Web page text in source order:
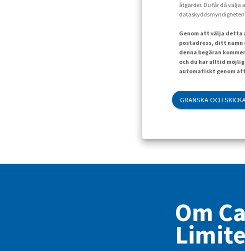
åtgärder. Du får då välja
dataskyddsmyndigheten.
Genom att välja detta
postadress, ditt namn
denna begäran
och du har alltid
automatiskt genom
GRANSKA OCH
Om